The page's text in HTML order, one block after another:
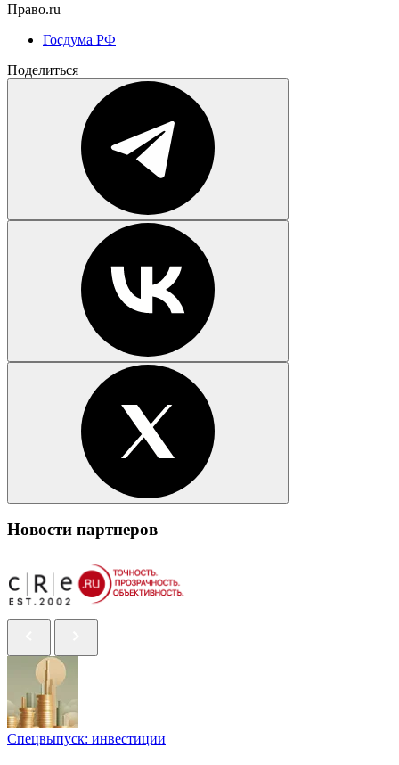
Право.ru
Госдума РФ
Поделиться
Новости партнеров
Спецвыпуск: инвестиции